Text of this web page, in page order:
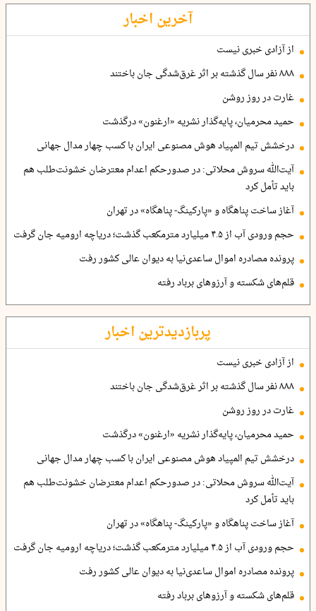
آخرین اخبار
از آزادی خبری نیست
۸۸۸ نفر سال گذشته بر اثر غرق‌شدگی جان باختند
غارت در روز روشن
حمید محرمیان، پایه‌گذار نشریه «ارغنون» درگذشت
درخشش تیم المپیاد هوش مصنوعی ایران با کسب چهار مدال جهانی
آیت‌الله سروش محلاتی: در صدورحکم اعدام معترضان خشونت‌طلب هم
باید تأمل کرد
آغاز ساخت پناهگاه و «پارکینگ- پناهگاه» در تهران
حجم ورودی آب از ۴.۵ میلیارد مترمکعب گذشت؛ دریاچه ارومیه جان گرفت
پرونده مصادره اموال ساعدی‌نیا به دیوان عالی کشور رفت
قلم‌های شکسته و آرزوهای برباد رفته
پربازدیدترین اخبار
از آزادی خبری نیست
۸۸۸ نفر سال گذشته بر اثر غرق‌شدگی جان باختند
غارت در روز روشن
حمید محرمیان، پایه‌گذار نشریه «ارغنون» درگذشت
درخشش تیم المپیاد هوش مصنوعی ایران با کسب چهار مدال جهانی
آیت‌الله سروش محلاتی: در صدورحکم اعدام معترضان خشونت‌طلب هم
باید تأمل کرد
آغاز ساخت پناهگاه و «پارکینگ- پناهگاه» در تهران
حجم ورودی آب از ۴.۵ میلیارد مترمکعب گذشت؛ دریاچه ارومیه جان گرفت
پرونده مصادره اموال ساعدی‌نیا به دیوان عالی کشور رفت
قلم‌های شکسته و آرزوهای برباد رفته